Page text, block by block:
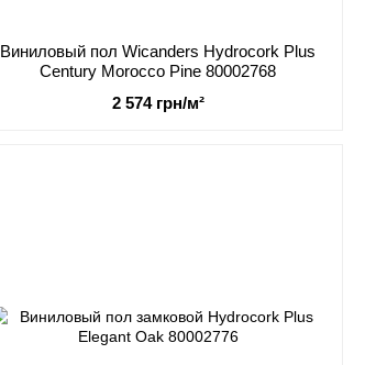
Виниловый пол Wicanders Hydrocork Plus
Century Morocco Pine 80002768
2 574 грн/м²